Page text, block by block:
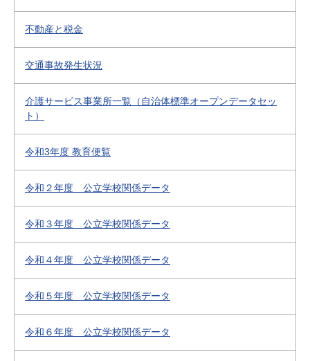
不動産と税金
交通事故発生状況
介護サービス事業所一覧（自治体標準オープンデータセッ
ト）
令和3年度 教育便覧
令和２年度 公立学校関係データ
令和３年度 公立学校関係データ
令和４年度 公立学校関係データ
令和５年度 公立学校関係データ
令和６年度 公立学校関係データ